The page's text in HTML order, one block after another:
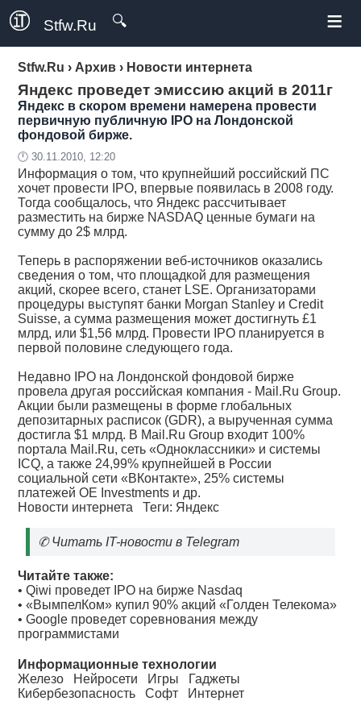
Stfw.Ru 🔍 ≡
Stfw.Ru › Архив › Новости интернета
Яндекс проведет эмиссию акций в 2011г
Яндекс в скором времени намерена провести
первичную публичную IPO на Лондонской
фондовой бирже.
🕛 30.11.2010, 12:20
Информация о том, что крупнейший российский ПС
хочет провести IPO, впервые появилась в 2008 году.
Тогда сообщалось, что Яндекс рассчитывает
разместить на бирже NASDAQ ценные бумаги на
сумму до 2$ млрд.
Теперь в распоряжении веб-источников оказались
сведения о том, что площадкой для размещения
акций, скорее всего, станет LSE. Организаторами
процедуры выступят банки Morgan Stanley и Credit
Suisse, а сумма размещения может достигнуть £1
млрд, или $1,56 млрд. Провести IPO планируется в
первой половине следующего года.
Недавно IPO на Лондонской фондовой бирже
провела другая российская компания - Mail.Ru Group.
Акции были размещены в форме глобальных
депозитарных расписок (GDR), а вырученная сумма
достигла $1 млрд. В Mail.Ru Group входит 100%
портала Mail.Ru, сеть «Одноклассники» и системы
ICQ, а также 24,99% крупнейшей в России
социальной сети «ВКонтакте», 25% системы
платежей OE Investments и др.
Новости интернета Теги: Яндекс
✆Читать IT-новости в Telegram
Читайте также:
•Qiwi проведет IPO на бирже Nasdaq
•«ВымпелКом» купил 90% акций «Голден Телекома»
•Google проведет соревнования между
программистами
Информационные технологии
Железо
Нейросети Игры
Гаджеты
Кибербезопасность
Софт Интернет